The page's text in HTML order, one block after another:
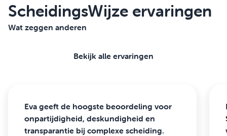
ScheidingsWijze ervaringen
Wat zeggen anderen
Bekijk alle ervaringen
Eva geeft de hoogste beoordeling voor
onpartijdigheid, deskundigheid en
transparantie bij complexe scheiding.